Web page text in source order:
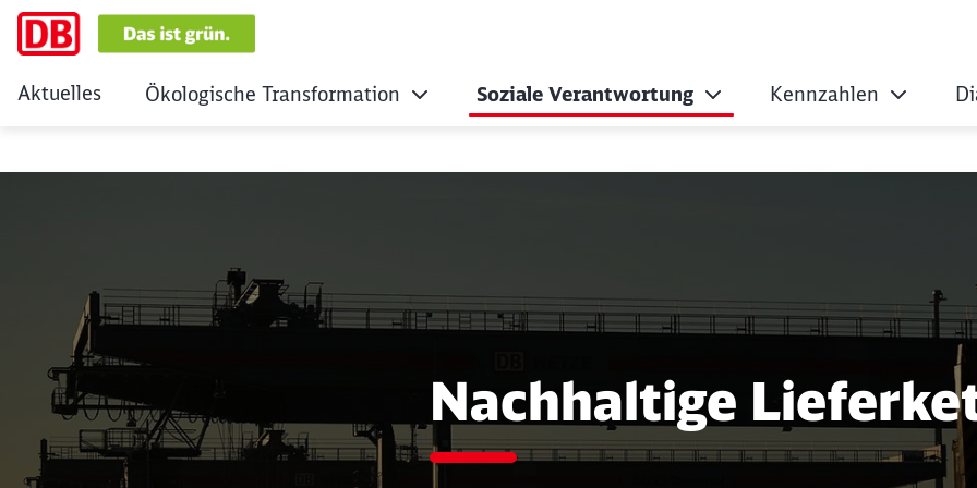
LkSG
Aktuelles Ökologische Transformation Soziale Verantwortung Kennzahlen
Nachhaltige